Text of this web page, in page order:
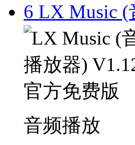
6 LX Music (
音频播放